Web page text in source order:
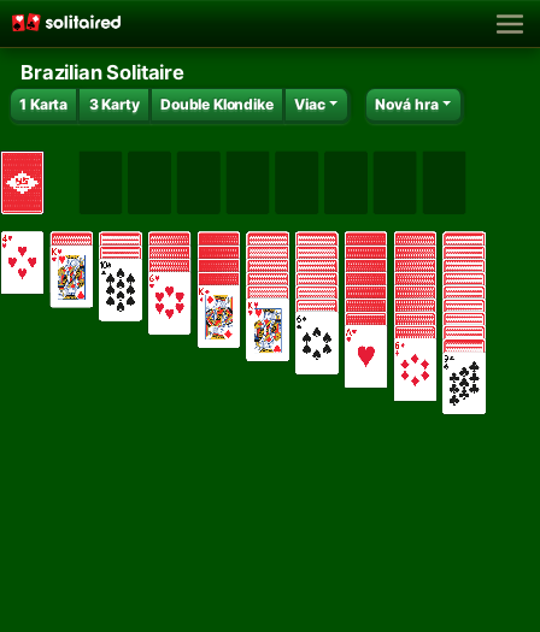
Brazilian Solitaire
1 Karta 3 Karty Double Klondike Viac Nová hra